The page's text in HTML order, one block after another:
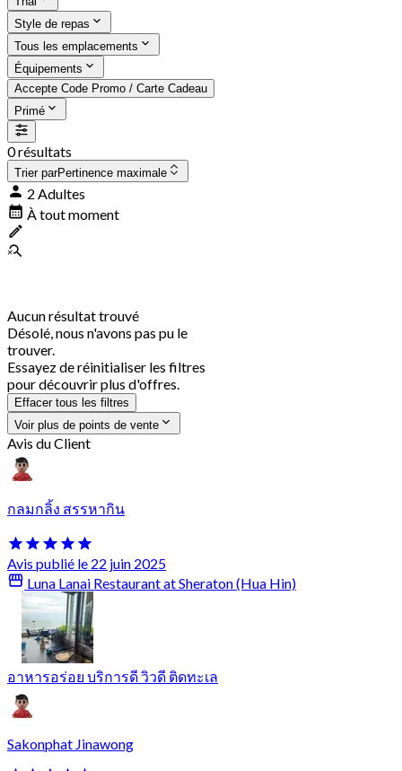
Style de repas
Tous les emplacements
Équipements
Accepte Code Promo / Carte Cadeau
Primé
0 résultats
Trier parPertinence maximale
2 Adultes
À tout moment
Aucun résultat trouvé
Désolé, nous n'avons pas pu le
trouver.
Essayez de réinitialiser les filtres
pour découvrir plus d'offres.
Effacer tous les filtres
Voir plus de points de vente
Avis du Client
กลมกลิ้ง สรรหากิน
Avis publié le 22 juin 2025
Luna Lanai Restaurant at Sheraton (Hua Hin)
อาหารอร่อย บริการดี วิวดี ติดทะเล
Sakonphat Jinawong